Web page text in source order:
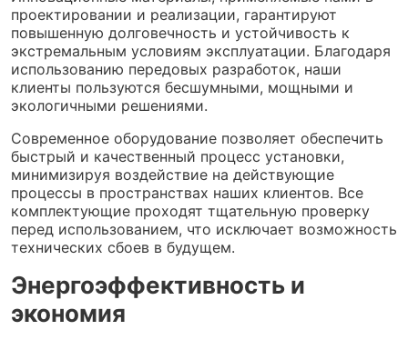
проектировании и реализации, гарантируют
повышенную долговечность и устойчивость к
экстремальным условиям эксплуатации. Благодаря
использованию передовых разработок, наши
клиенты пользуются бесшумными, мощными и
экологичными решениями.
Современное оборудование позволяет обеспечить
быстрый и качественный процесс установки,
минимизируя воздействие на действующие
процессы в пространствах наших клиентов. Все
комплектующие проходят тщательную проверку
перед использованием, что исключает возможность
технических сбоев в будущем.
Энергоэффективность и
экономия